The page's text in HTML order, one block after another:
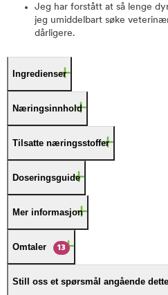
Jeg har forstått at så lenge
jeg umiddelbart søke
dårligere.
Ingredienser
Næringsinnhold
Tilsatte næringsstoffer
Doseringsguide
Mer informasjon
Omtaler 13
Still oss et spørsmål angående